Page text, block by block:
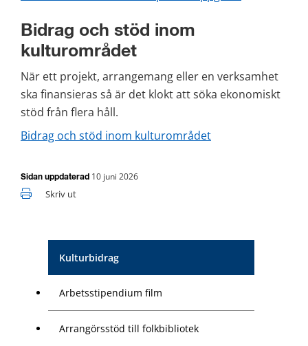
Kulturbidrag
Arbetsstipendium film
Arrangörsstöd till folkbibliotek
Bidrag och stöd inom
kulturområdet
När ett projekt, arrangemang eller en verksamhet
ska finansieras så är det klokt att söka ekonomiskt
stöd från flera håll.
Bidrag och stöd inom kulturområdet
Sidan uppdaterad 10 juni 2026
Skriv ut